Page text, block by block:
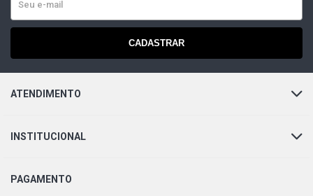
CADASTRAR
ATENDIMENTO
INSTITUCIONAL
PAGAMENTO